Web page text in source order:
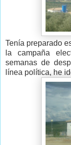
Tenía preparado
la campaña
semanas de
línea política, he